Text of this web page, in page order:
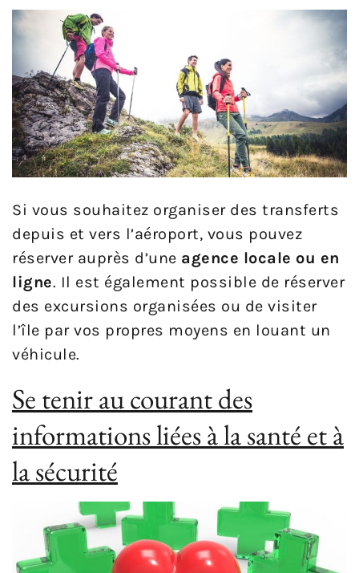
Si vous souhaitez organiser des transferts
depuis et vers l’aéroport, vous pouvez
réserver auprès d’une agence locale ou en
ligne. Il est également possible de réserver
des excursions organisées ou de visiter
l’île par vos propres moyens en louant un
véhicule.
Se tenir au courant des
informations liées à la santé et à
la sécurité